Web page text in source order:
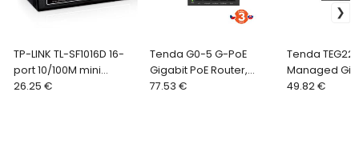
TP-LINK TL-SF1016D 16-
port 10/100M mini
Desktop Switch, 16x
26.25 €
Tenda G0-5 G-PoE
Gigabit PoE Router,
MultiWAN 1x WAN, 1x LAN,
77.53 €
Tenda
Managed
Switch, 8x
49.82 €